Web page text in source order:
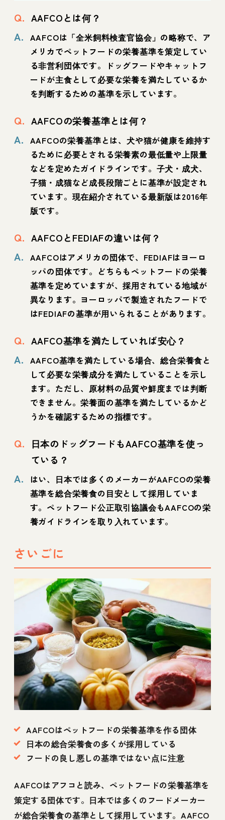
Q. AAFCOとは何？
A. AAFCOは「全米飼料検査官協会」の略称で、ア
メリカでペットフードの栄養基準を策定してい
る非営利団体です。ドッグフードやキャットフ
ードが主食として必要な栄養を満たしているか
を判断するための基準を示しています。
Q. AAFCOの栄養基準とは何？
A. AAFCOの栄養基準とは、犬や猫が健康を維持す
るために必要とされる栄養素の最低量や上限量
などを定めたガイドラインです。子犬・成犬、
子猫・成猫など成長段階ごとに基準が設定され
ています。現在紹介されている最新版は2016年
版です。
Q. AAFCOとFEDIAFの違いは何？
A. AAFCOはアメリカの団体で、FEDIAFはヨーロ
ッパの団体です。どちらもペットフードの栄養
基準を定めていますが、採用されている地域が
異なります。ヨーロッパで製造されたフードで
はFEDIAFの基準が用いられることがあります。
Q. AAFCO基準を満たしていれば安心？
A. AAFCO基準を満たしている場合、総合栄養食と
して必要な栄養成分を満たしていることを示し
ます。ただし、原材料の品質や鮮度までは判断
できません。栄養面の基準を満たしているかど
うかを確認するための指標です。
Q.
日本のドッグフードもAAFCO基準を使っ
ている？
A.
はい、日本では多くのメーカーがAAFCOの栄養
基準を総合栄養食の目安として採用していま
す。ペットフード公正取引協議会もAAFCOの栄
養ガイドラインを取り入れています。
さいごに
AAFCOはペットフードの栄養基準を作る団体
日本の総合栄養食の多くが採用している
フードの良し悪しの基準ではない点に注意
AAFCOはアフコと読み、ペットフードの栄養基準を
策定する団体です。日本では多くのフードメーカー
が総合栄養食の基準として採用しています。AAFCO